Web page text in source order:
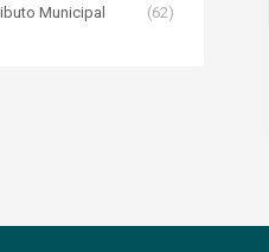
Municipal
(62)